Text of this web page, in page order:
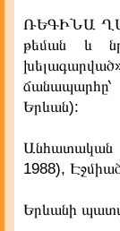
ՌԵԳԻՆԱ
թեման և
ճանապարհը՝
Երևան):
Անհատական
1988),
Երևանի